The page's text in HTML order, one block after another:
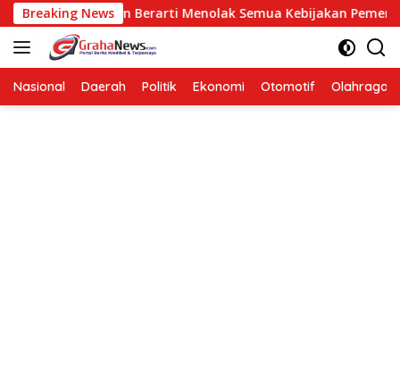
Langsung
ke
konten
Breaking News
Oposisi Bukan Berarti Menolak Semua Kebijakan
Nasional Daerah Politik Ekonomi Otomotif Olahraga